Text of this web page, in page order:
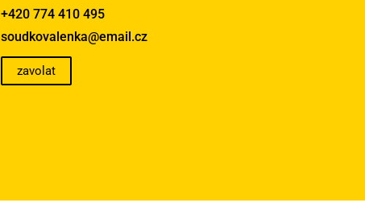
+420 774 410 495
soudkovalenka@email.cz
zavolat